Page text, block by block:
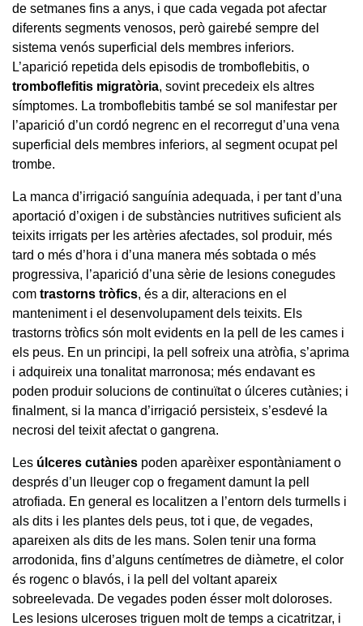
de setmanes fins a anys, i que cada vegada pot afectar
diferents segments venosos, però gairebé sempre del
sistema venós superficial dels membres inferiors.
L’aparició repetida dels episodis de tromboflebitis, o
tromboflefitis migratòria, sovint precedeix els altres
símptomes. La tromboflebitis també se sol manifestar per
l’aparició d’un cordó negrenc en el recorregut d’una vena
superficial dels membres inferiors, al segment ocupat pel
trombe.
La manca d’irrigació sanguínia adequada, i per tant d’una
aportació d’oxigen i de substàncies nutritives suficient als
teixits irrigats per les artèries afectades, sol produir, més
tard o més d’hora i d’una manera més sobtada o més
progressiva, l’aparició d’una sèrie de lesions conegudes
com trastorns tròfics, és a dir, alteracions en el
manteniment i el desenvolupament dels teixits. Els
trastorns tròfics són molt evidents en la pell de les cames i
els peus. En un principi, la pell sofreix una atròfia, s’aprima
i adquireix una tonalitat marronosa; més endavant es
poden produir solucions de continuïtat o úlceres cutànies; i
finalment, si la manca d’irrigació persisteix, s’esdevé la
necrosi del teixit afectat o gangrena.
Les úlceres cutànies poden aparèixer espontàniament o
després d’un lleuger cop o fregament damunt la pell
atrofiada. En general es localitzen a l’entorn dels turmells i
als dits i les plantes dels peus, tot i que, de vegades,
apareixen als dits de les mans. Solen tenir una forma
arrodonida, fins d’alguns centímetres de diàmetre, el color
és rogenc o blavós, i la pell del voltant apareix
sobreelevada. De vegades poden ésser molt doloroses.
Les lesions ulceroses triguen molt de temps a cicatritzar, i